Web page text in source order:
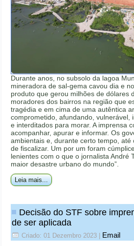
Durante anos, no subsolo da lagoa
mineradora de sal-gema cavou dia e
produto que gerou milhões de dólares
moradores dos bairros na região que
tragédia e em cima de uma autêntica
comprometido, afundando, vulnerável,
e interditados para morar. A imprensa
acompanhar, apurar e informar. Os
ambientais e, durante certo tempo, até
de fiscalizar. Um por um foram
lenientes com o que o jornalista André
maior desastre urbano do mundo”.
Leia mais...
Decisão do STF sobre
de ser aplicada
Criado: 01 Dezembro 2023 Email